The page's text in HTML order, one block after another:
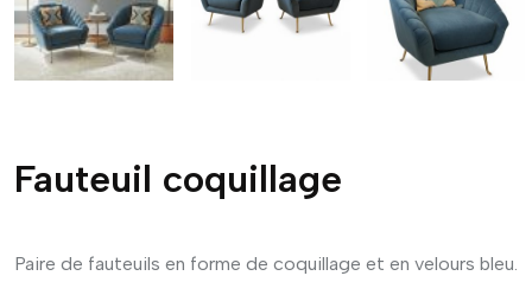
Fauteuil coquillage
Paire de fauteuils en forme de coquillage et en velours bleu.